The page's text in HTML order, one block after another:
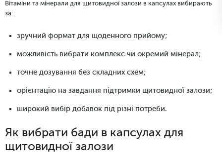
Вітаміни та мінерали для щитовидної залози в капсулах вибирають
за:
зручний формат для щоденного прийому;
можливість вибрати комплекс чи окремий мінерал;
точне дозування без складних схем;
орієнтацію на завдання підтримки щитовидної залози;
широкий вибір добавок під різні потреби.
Як вибрати бади в капсулах для
щитовидної залози